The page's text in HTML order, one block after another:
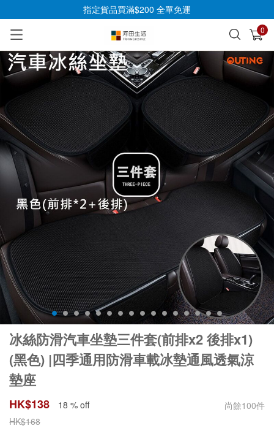
指定貨品買滿$200 全單免運
0
已加入購物車 查看
冰絲防滑汽車坐墊三件套(前排x2 後排x1)
(黑色) |四季通用防滑車載冰墊通風透氣涼
墊座
HK$138 18 % off 尚餘100件
HK$168